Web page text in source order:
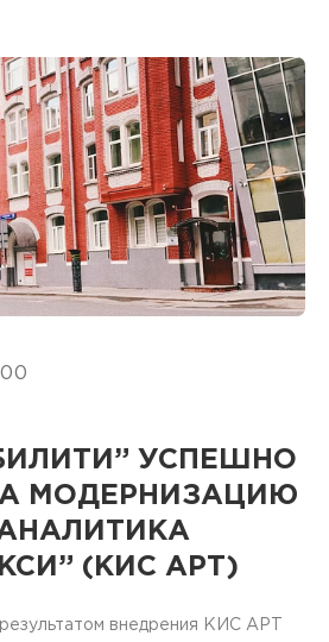
УСПЕШНО
МОДЕРНИЗАЦИЮ
(КИС АРТ)
внедрения КИС АРТ